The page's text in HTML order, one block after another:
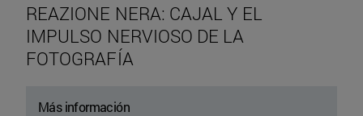
REAZIONE NERA: CAJAL Y EL
IMPULSO NERVIOSO DE LA
FOTOGRAFÍA
Más información